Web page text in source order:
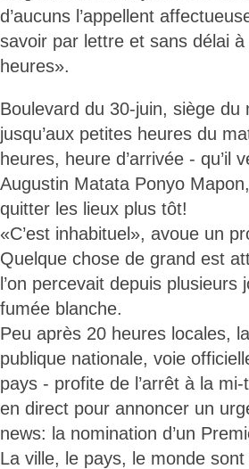
d’aucuns l’appellent
savoir par lettre et sans délai
heures».
Boulevard du 30-juin, siège
jusqu’aux petites heures du
heures, heure d’arrivée - qu’il
Augustin Matata Ponyo
quitter les lieux plus tôt!
«C’est inhabituel», avoue un
Quelque chose de grand est
l’on percevait depuis
fumée blanche.
Peu après 20 heures locales,
publique nationale, voie
pays - profite de l’arrêt à la
en direct pour annoncer un
news: la nomination d’un
La ville, le pays, le monde